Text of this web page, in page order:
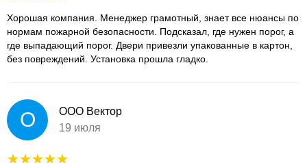
Хорошая компания. Менеджер грамотный, знает все нюансы по
нормам пожарной безопасности. Подсказал, где нужен порог, а
где выпадающий порог. Двери привезли упакованные в картон,
без повреждений. Установка прошла гладко.
О
ООО Вектор
19 июля